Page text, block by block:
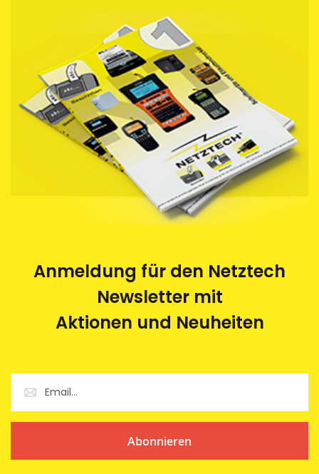
Anmeldung für den Netztech
Newsletter mit
Aktionen und Neuheiten
Abonnieren